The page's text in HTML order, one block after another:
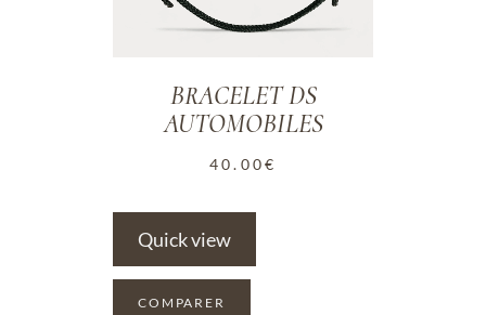
BRACELET DS
AUTOMOBILES
40.00€
Quick view
COMPARER